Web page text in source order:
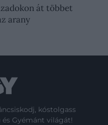
át többet
arany
kóstolgass
Gyémánt világát!